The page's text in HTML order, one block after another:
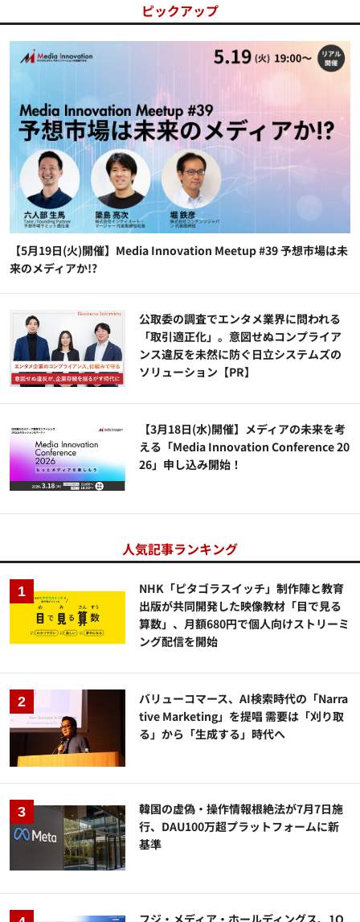
ピックアップ
【5月19日(火)開催】Media Innovation Meetup #39 予想市場は未
来のメディアか!?
公​​取委の調査でエンタメ業界に問われる
「取引適正化」。意図せぬコンプライア
ンス違反を未然に防ぐ日立システムズの
ソリューション​【PR】
【3月18日(水)開催】メディアの未来を考
える「Media Innovation Conference 20
26」申し込み開始！
人気記事ランキング
NHK「ピタゴラスイッチ」制作陣と教育
出版が共同開発した映像教材「目で見る
算数」、月額680円で個人向けストリーミ
ング配信を開始
バリューコマース、AI検索時代の「Narra
tive Marketing」を提唱 需要は「刈り取
る」から「生成する」時代へ
韓国の虚偽・操作情報根絶法が7月7日施
行、DAU100万超プラットフォームに新
基準
フジ・メディア・ホールディングス、1Q